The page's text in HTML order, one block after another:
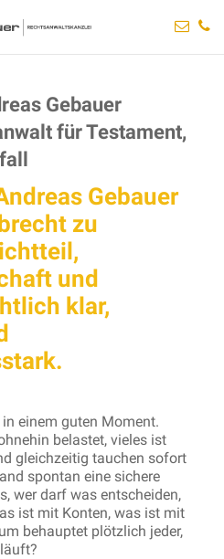
Gebauer
für Testament,
Gebauer
zu
und
klar,
einem guten Moment.
belastet, vieles ist
gleichzeitig tauchen sofort
spontan eine sichere
wer darf was entscheiden,
ist mit Konten, was ist mit
behauptet plötzlich jeder,